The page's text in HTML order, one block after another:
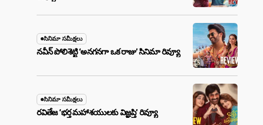
సినిమా సమీక్షలు
నవీన్ పోలిశెట్టి ‘అనగనగా ఒక రాజు’ సినిమా రివ్యూ
సినిమా సమీక్షలు
రవితేజ ‘భర్త మహాశయులకు విజ్ఞప్తి’ రివ్యూ